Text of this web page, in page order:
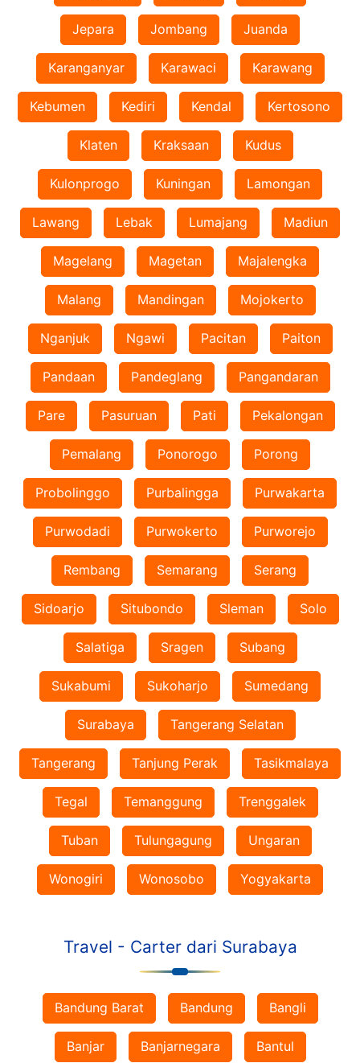
Jepara Jombang Juanda
Karanganyar Karawaci Karawang
Kebumen Kediri Kendal Kertosono
Klaten Kraksaan Kudus
Kulonprogo Kuningan Lamongan
Lawang Lebak Lumajang Madiun
Magelang Magetan Majalengka
Malang Mandingan Mojokerto
Nganjuk Ngawi Pacitan Paiton
Pandaan Pandeglang Pangandaran
Pare Pasuruan Pati Pekalongan
Pemalang Ponorogo Porong
Probolinggo Purbalingga Purwakarta
Purwodadi Purwokerto Purworejo
Rembang Semarang Serang
Sidoarjo Situbondo Sleman Solo
Salatiga Sragen Subang
Sukabumi Sukoharjo Sumedang
Surabaya Tangerang Selatan
Tangerang Tanjung Perak Tasikmalaya
Tegal Temanggung Trenggalek
Tuban Tulungagung Ungaran
Wonogiri Wonosobo Yogyakarta
Travel - Carter dari Surabaya
Bandung Barat Bandung Bangli
Banjar Banjarnegara Bantul